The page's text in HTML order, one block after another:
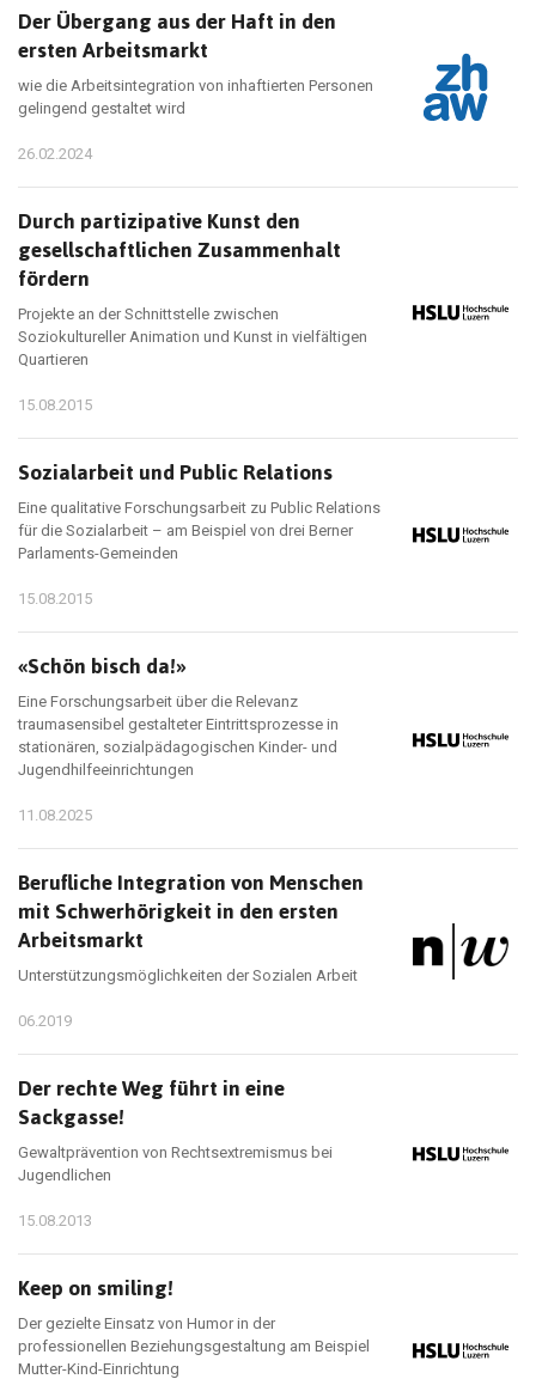
Der Übergang aus der Haft in den
ersten Arbeitsmarkt
wie die Arbeitsintegration von inhaftierten Personen
gelingend gestaltet wird
26.02.2024
Durch partizipative Kunst den
gesellschaftlichen Zusammenhalt
fördern
Projekte an der Schnittstelle zwischen
Soziokultureller Animation und Kunst in vielfältigen
Quartieren
15.08.2015
Sozialarbeit und Public Relations
Eine qualitative Forschungsarbeit zu Public Relations
für die Sozialarbeit – am Beispiel von drei Berner
Parlaments-Gemeinden
15.08.2015
«Schön bisch da!»
Eine Forschungsarbeit über die Relevanz
traumasensibel gestalteter Eintrittsprozesse in
stationären, sozialpädagogischen Kinder- und
Jugendhilfeeinrichtungen
11.08.2025
Berufliche Integration von Menschen
mit Schwerhörigkeit in den ersten
Arbeitsmarkt
Unterstützungsmöglichkeiten der Sozialen Arbeit
06.2019
Der rechte Weg führt in eine
Sackgasse!
Gewaltprävention von Rechtsextremismus bei
Jugendlichen
15.08.2013
Keep on smiling!
Der gezielte Einsatz von Humor in der
professionellen Beziehungsgestaltung am Beispiel
Mutter-Kind-Einrichtung